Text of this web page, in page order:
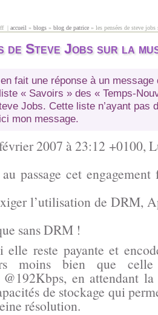
| accueil » blogs» blog de patrice» les pensées de steve jobs
de Steve Jobs sur la
fait une réponse à un message
« Savoirs » des « Temps-
Jobs. Cette liste n’ayant pas
mon message.
2007 à 23:12 +0100,
passage cet
l’utilisation de DRM,
sans DRM !
elle reste payante et
moins bien que
@192Kbps, en attendant
de stockage qui
résolution.